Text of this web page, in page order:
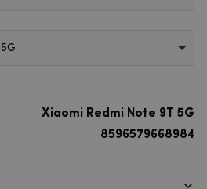
Xiaomi Redmi Note 9T 5G
8596579668984